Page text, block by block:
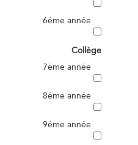
6éme année
Collège
7éme année
8éme année
9éme année